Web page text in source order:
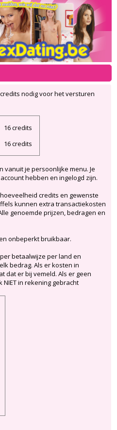
nodig voor het versturen
16 credits
16 credits
vanuit je persoonlijke menu. Je
hebben en ingelogd zijn.
credits en gewenste
kunnen extra transactiekosten
genoemde prijzen, bedragen en
onbeperkt bruikbaar.
betaalwijze per land en
bedrag. Als er kosten in
dat er bij vemeld. Als er geen
in rekening gebracht